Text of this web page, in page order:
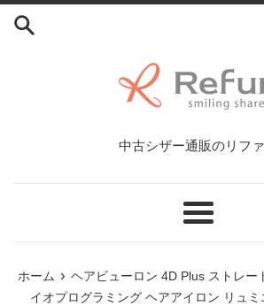
コ
中古シザー通販のリフ
メ
ー
ホーム › ヘアビューロン 4D Plus ストレー
イオプログラミング ヘアアイロン リュ